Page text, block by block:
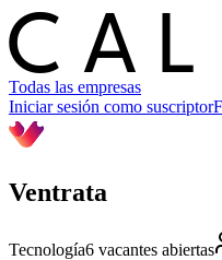
C
Todas las empresas
Iniciar sesión como suscriptor
Ventrata
Tecnología6 vacantes abiertas